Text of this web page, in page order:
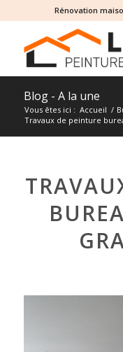
Rénovation
Blog - A la une
Vous êtes ici : Accueil /
Travaux de peinture